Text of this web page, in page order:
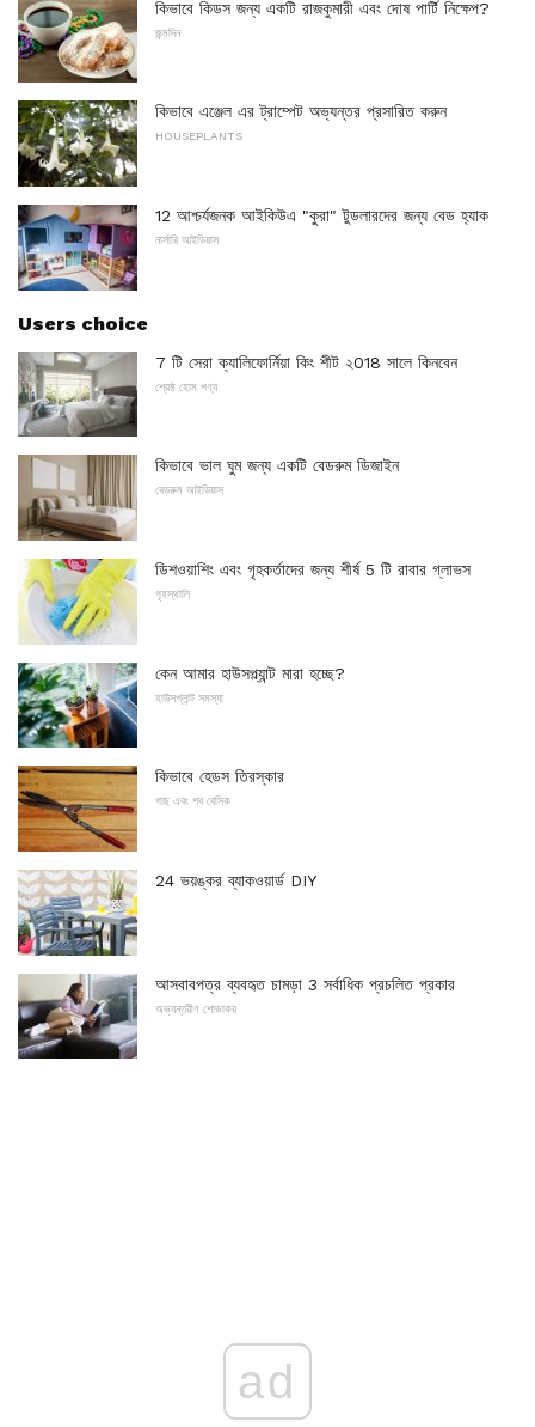
কিভাবে কিডস জন্য একটি রাজকুমারী এবং দোষ পার্টি নিক্ষেপ?
জন্মদিন
কিভাবে এঞ্জেল এর ট্রাম্পেট অভ্যন্তর প্রসারিত করুন
HOUSEPLANTS
12 আশ্চর্যজনক আইকিউএ "কুরা" টুডলারদের জন্য বেড হ্যাক
নার্সারি আইডিয়াস
Users choice
7 টি সেরা ক্যালিফোর্নিয়া কিং শীট ২018 সালে কিনবেন
শ্রেষ্ঠ হোম পণ্য
কিভাবে ভাল ঘুম জন্য একটি বেডরুম ডিজাইন
বেডরুম আইডিয়াস
ডিশওয়াশিং এবং গৃহকর্তাদের জন্য শীর্ষ 5 টি রাবার গ্লাভস
গৃহস্থালি
কেন আমার হাউসপ্ল্যান্ট মারা হচ্ছে?
হাউসপ্লান্ট সমস্যা
কিভাবে হেডস তিরস্কার
গাছ এবং শব বেসিক
24 ভয়ঙ্কর ব্যাকওয়ার্ড DIY
আসবাবপত্র ব্যবহৃত চামড়া 3 সর্বাধিক প্রচলিত প্রকার
অভ্যন্তরীণ শোভাকর
ad